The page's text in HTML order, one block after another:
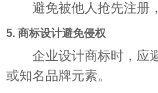
避免被他人抢先注册
5. 商标设计避免侵权
企业设计商标时，应
或知名品牌元素。